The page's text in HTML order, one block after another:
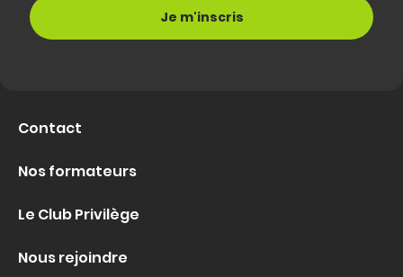
Contact
Nos formateurs
Le Club Privilège
Nous rejoindre